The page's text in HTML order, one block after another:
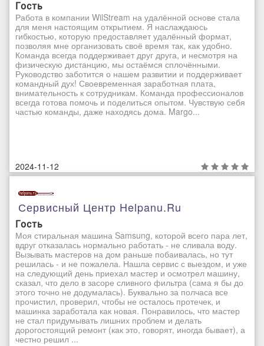
Гость
Работа в компании WilStream на удалённой основе стала
для меня настоящим открытием. Я наслаждаюсь
гибкостью, которую предоставляет удалённый формат,
позволяя мне организовать своё время так, как удобно.
Команда всегда поддерживает друг друга, и несмотря на
физическую дистанцию, мы остаёмся сплочёнными.
Руководство заботится о нашем развитии и поддерживает
командный дух! Своевременная заработная плата,
внимательность к сотрудникам. Команда профессионалов
всегда готова помочь и поделиться опытом. Чувствую себя
частью команды, даже находясь дома. Margo...
2024-11-12
Сервисный Центр Helpanu.ru
Гость
Моя стиральная машина Samsung, которой всего пара лет,
вдруг отказалась нормально работать - не сливала воду.
Вызывать мастеров на дом раньше побаивалась, но тут
решилась - и не пожалела. Нашла сервис с выездом, и уже
на следующий день приехал мастер и осмотрел машину,
сказал, что дело в засоре сливного фильтра (сама я бы до
этого точно не додумалась). Буквально за полчаса все
прочистил, проверил, чтобы не осталось протечек, и
машинка заработала как новая. Понравилось, что мастер
не стал придумывать лишних проблем и делать
дорогостоящий ремонт (как это, говорят, иногда бывает), а
честно решил ...